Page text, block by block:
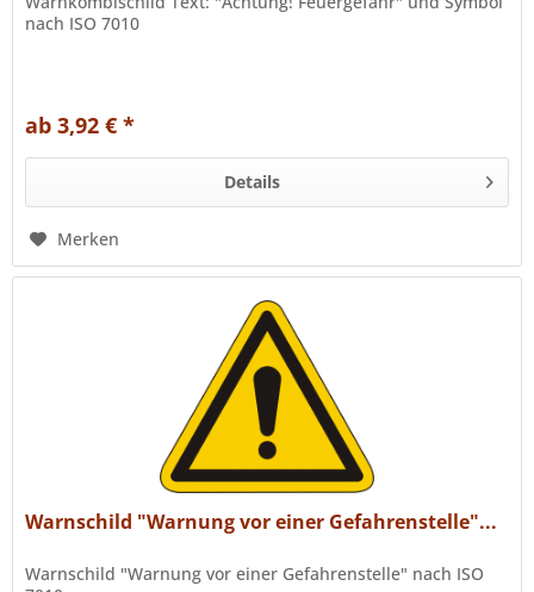
nach ISO 7010
ab 3,92 € *
Details
Merken
Warnschild "Warnung vor einer Gefahrenstelle"...
Warnschild "Warnung vor einer Gefahrenstelle" nach ISO